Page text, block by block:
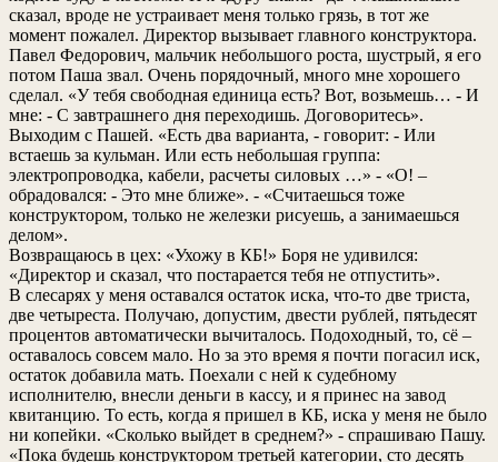
сказал, вроде не устраивает меня только грязь, в тот же
момент пожалел. Директор вызывает главного конструктора.
Павел Федорович, мальчик небольшого роста, шустрый, я его
потом Паша звал. Очень порядочный, много мне хорошего
сделал. «У тебя свободная единица есть? Вот, возьмешь… - И
мне: - С завтрашнего дня переходишь. Договоритесь».
Выходим с Пашей. «Есть два варианта, - говорит: - Или
встаешь за кульман. Или есть небольшая группа:
электропроводка, кабели, расчеты силовых …» - «О! –
обрадовался: - Это мне ближе». - «Считаешься тоже
конструктором, только не железки рисуешь, а занимаешься
делом».
Возвращаюсь в цех: «Ухожу в КБ!» Боря не удивился:
«Директор и сказал, что постарается тебя не отпустить».
В слесарях у меня оставался остаток иска, что-то две триста,
две четыреста. Получаю, допустим, двести рублей, пятьдесят
процентов автоматически вычиталось. Подоходный, то, сё –
оставалось совсем мало. Но за это время я почти погасил иск,
остаток добавила мать. Поехали с ней к судебному
исполнителю, внесли деньги в кассу, и я принес на завод
квитанцию. То есть, когда я пришел в КБ, иска у меня не было
ни копейки. «Сколько выйдет в среднем?» - спрашиваю Пашу.
«Пока будешь конструктором третьей категории, сто десять